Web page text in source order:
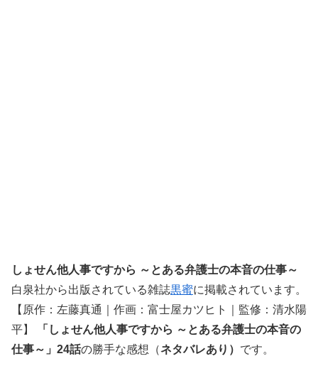
しょせん他人事ですから ～とある弁護士の本音の仕事～
白泉社から出版されている雑誌黒蜜に掲載されています。
【原作：左藤真通｜作画：富士屋カツヒト｜監修：清水陽
平】
「しょせん他人事ですから ～とある弁護士の本音の
仕事～」24話の勝手な感想（ネタバレあり） です。